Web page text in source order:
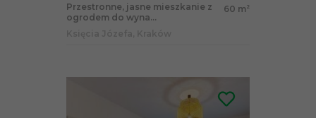
Przestronne, jasne mieszkanie z
ogrodem do wyna...
60 m 2